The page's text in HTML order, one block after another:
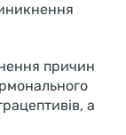
причин
а